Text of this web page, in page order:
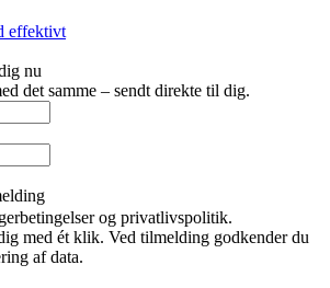
effektivt
nu
det samme – sendt direkte til dig.
og privatlivspolitik.
med ét klik. Ved tilmelding godkender du
af data.